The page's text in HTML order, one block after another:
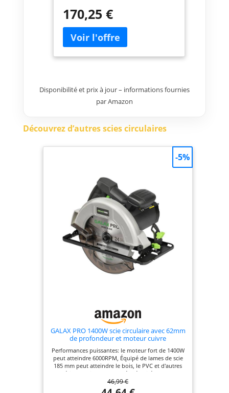
170,25 €
Disponibilité et prix à jour – informations fournies
par Amazon
Découvrez d’autres scies circulaires
GALAX PRO 1400W scie circulaire avec 62mm
de profondeur et moteur cuivre
Performances puissantes: le moteur fort de 1400W
peut atteindre 6000RPM, Équipé de lames de scie
185 mm peut atteindre le bois, le PVC et d'autres
matériaux facilement coupés Sécurité et confort:
les commutateurs d'assurance doubles peuvent
éviter efficacement le danger causé par un
46,99 €
-5%